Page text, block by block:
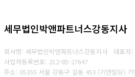
세무법인박앤파트너스강동지사
회사명: 세무법인박앤파트너스강동지사 대표자:
사업자등록번호: 212-85-27647
주소: 05355 서울 강동구 길동 453 (기연빌딩)